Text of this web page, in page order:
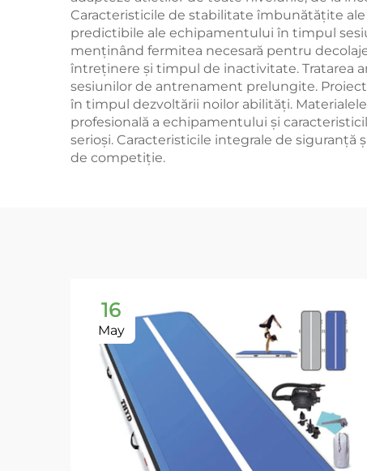
Caracteristicile de stabilitate îmbunătățite
predictibile ale echipamentului în timpul
menținând fermitea necesară pentru
întreținere și timpul de inactivitate. Tratarea
sesiunilor de antrenament prelungite.
în timpul dezvoltării noilor abilități.
profesională a echipamentului și
serioși. Caracteristicile integrale de
de competiție.
16
May